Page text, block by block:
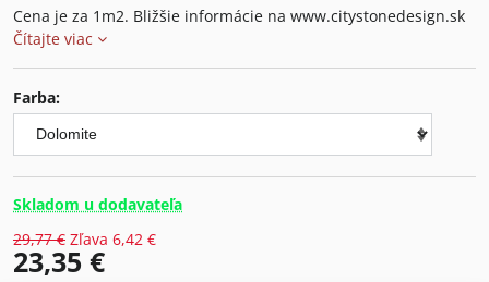
Cena je za 1m2. Bližšie informácie na www.citystonedesign.sk
Čítajte viac
Farba:
Skladom u dodavateľa
29,77 € Zľava 6,42 €
23,35 €